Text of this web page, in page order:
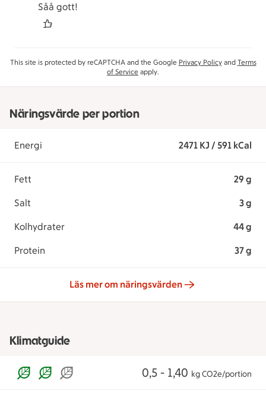
Såå gott!
This site is protected by reCAPTCHA and the Google Privacy Policyand Terms
of Service apply.
Näringsvärde per portion
Energi 2471 KJ / 591 kCal
Fett 29 g
Salt 3 g
Kolhydrater 44 g
Protein 37 g
Läs mer om näringsvärden
Klimatguide
0,5 - 1,40 kg CO2e/portion